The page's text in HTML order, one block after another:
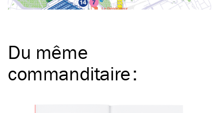
Du même
commanditaire: